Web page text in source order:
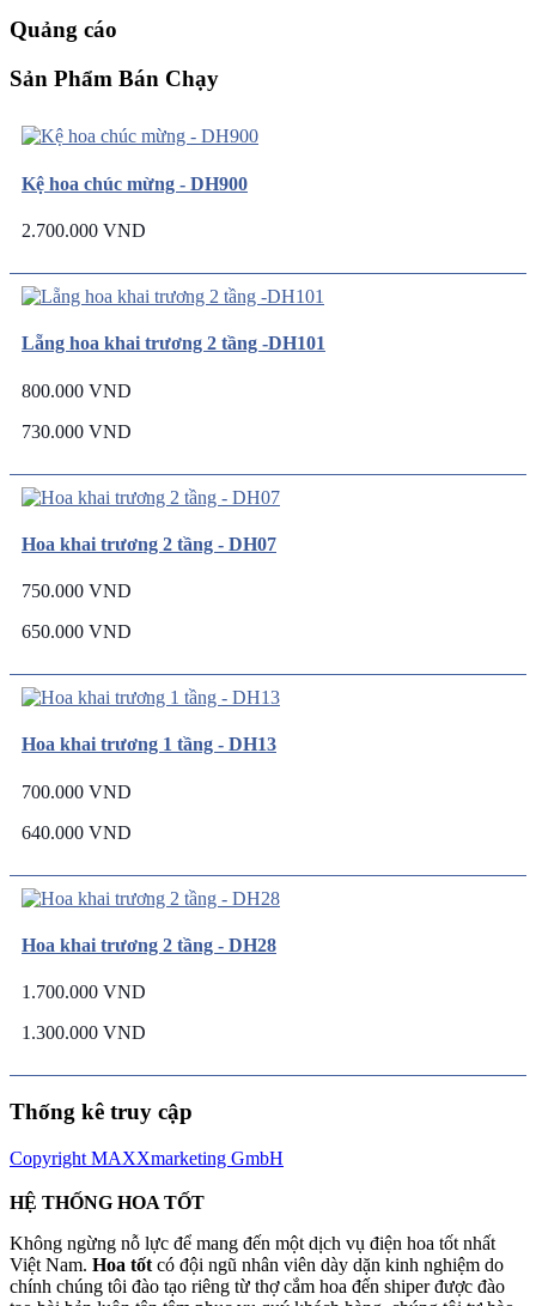
Quảng cáo
Sản Phẩm Bán Chạy
Kệ hoa chúc mừng - DH900
2.700.000 VND
Lẵng hoa khai trương 2 tầng -DH101
800.000 VND
730.000 VND
Hoa khai trương 2 tầng - DH07
750.000 VND
650.000 VND
Hoa khai trương 1 tầng - DH13
700.000 VND
640.000 VND
Hoa khai trương 2 tầng - DH28
1.700.000 VND
1.300.000 VND
Thống kê truy cập
Copyright MAXXmarketing GmbH
HỆ THỐNG HOA TỐT
Không ngừng nỗ lực để mang đến một dịch vụ điện hoa tốt nhất
Việt Nam. Hoa tốt có đội ngũ nhân viên dày dặn kinh nghiệm do
chính chúng tôi đào tạo riêng từ thợ cắm hoa đến shiper được đào